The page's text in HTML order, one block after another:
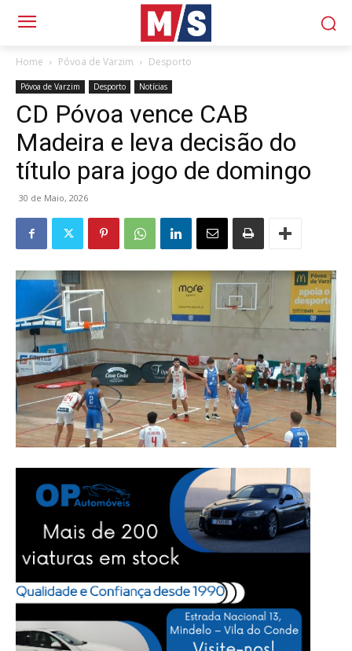
Home Póvoa de Varzim Desporto
Póvoa de Varzim Desporto Notícias
CD Póvoa vence CAB
Madeira e leva decisão do
título para jogo de domingo
30 de Maio, 2026